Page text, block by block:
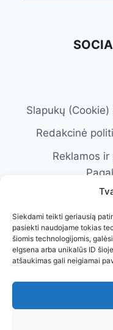
Siekdami teikti geriausią
pasiekti naudojame tokias
šiomis technologijomis,
elgsena arba unikalūs ID
atšaukimas gali neigiamai
Slapukų (Cookie)
Redakcinė
Reklamos
Naudojimosi